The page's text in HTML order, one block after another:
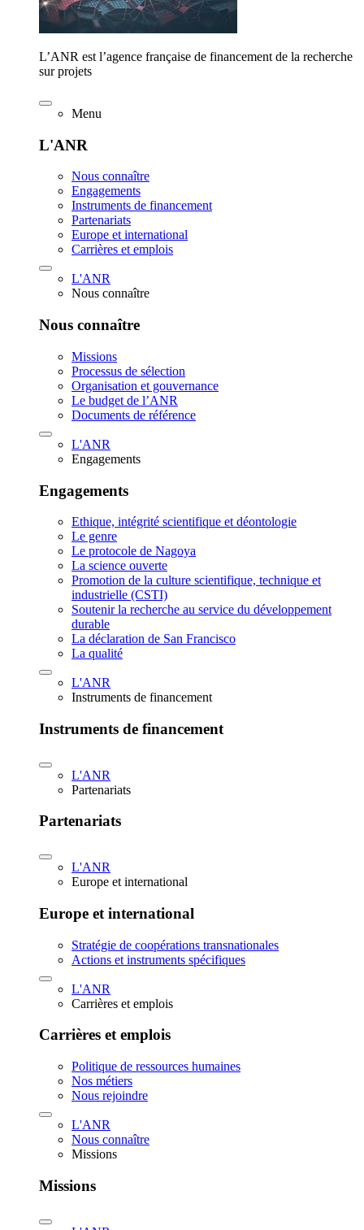
L’ANR est l’agence française de financement de la recherche
sur projets
Menu
L'ANR
Nous connaître
Engagements
Instruments de financement
Partenariats
Europe et international
Carrières et emplois
L'ANR
Nous connaître
Nous connaître
Missions
Processus de sélection
Organisation et gouvernance
Le budget de l’ANR
Documents de référence
L'ANR
Engagements
Engagements
Ethique, intégrité scientifique et déontologie
Le genre
Le protocole de Nagoya
La science ouverte
Promotion de la culture scientifique, technique et
industrielle (CSTI)
Soutenir la recherche au service du développement
durable
La déclaration de San Francisco
La qualité
L'ANR
Instruments de financement
Instruments de financement
L'ANR
Partenariats
Partenariats
L'ANR
Europe et international
Europe et international
Stratégie de coopérations transnationales
Actions et instruments spécifiques
L'ANR
Carrières et emplois
Carrières et emplois
Politique de ressources humaines
Nos métiers
Nous rejoindre
L'ANR
Nous connaître
Missions
Missions